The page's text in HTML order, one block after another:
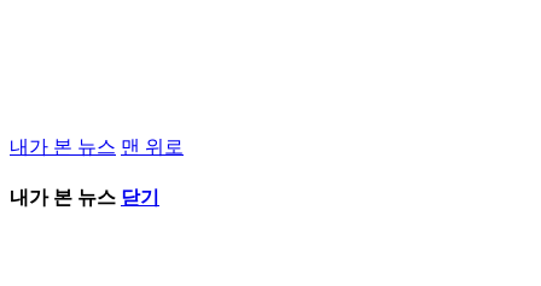
내가 본 뉴스 맨 위로
내가 본 뉴스 닫기